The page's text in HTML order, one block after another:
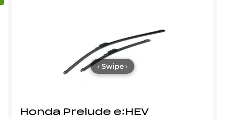
Honda Prelude e:HEV
‹ Swipe ›